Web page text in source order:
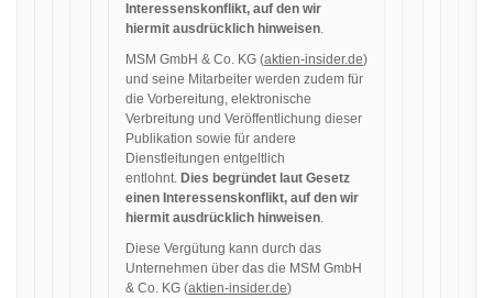
Interessenskonflikt, auf den wir
hiermit ausdrücklich hinweisen.
MSM GmbH & Co. KG (aktien-insider.de)
und seine Mitarbeiter werden zudem für
die Vorbereitung, elektronische
Verbreitung und Veröffentlichung dieser
Publikation sowie für andere
Dienstleitungen entgeltlich
entlohnt. Dies begründet laut Gesetz
einen Interessenskonflikt, auf den wir
hiermit ausdrücklich hinweisen.
Diese Vergütung kann durch das
Unternehmen über das die MSM GmbH
& Co. KG (aktien-insider.de)